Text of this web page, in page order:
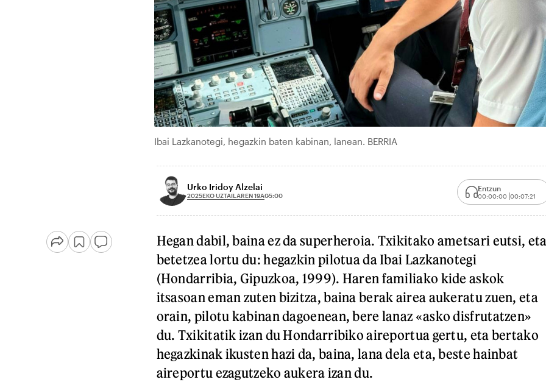
Ibai Lazkanotegi, hegazkin baten kabinan, lanean. BERRIA
Urko Iridoy Alzelai
2025EKO UZTAILAREN 19A05:00
Entzun
00:00:00 00:07:21
Hegan dabil, baina ez da superheroia. Txikitako ametsari eutsi,
betetzea lortu du: hegazkin pilotua da Ibai Lazkanotegi
(Hondarribia, Gipuzkoa, 1999). Haren familiako kide askok
itsasoan eman zuten bizitza, baina berak airea aukeratu zuen, eta
orain, pilotu kabinan dagoenean, bere lanaz «asko disfrutatzen»
du. Txikitatik izan du Hondarribiko aireportua gertu, eta bertako
hegazkinak ikusten hazi da, baina, lana dela eta, beste hainbat
aireportu ezagutzeko aukera izan du.